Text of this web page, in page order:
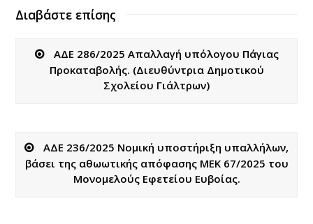
Διαβάστε επίσης
ΑΔΕ 286/2025 Απαλλαγή υπόλογου Πάγιας
Προκαταβολής. (Διευθύντρια Δημοτικού
Σχολείου Γιάλτρων)
ΑΔΕ 236/2025 Νομική υποστήριξη υπαλλήλων,
βάσει της αθωωτικής απόφασης ΜΕΚ 67/2025 του
Μονομελούς Εφετείου Ευβοίας.